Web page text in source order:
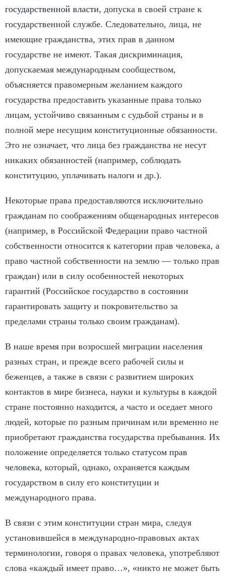
государственной власти, допуска в своей стране к
государственной службе. Следовательно, лица, не
имеющие гражданства, этих прав в данном
государстве не имеют. Такая дискриминация,
допускаемая международным сообществом,
объясняется правомерным желанием каждого
государства предоставить указанные права только
лицам, устойчиво связанным с судьбой страны и в
полной мере несущим конституционные обязанности.
Это не означает, что лица без гражданства не несут
никаких обязанностей (например, соблюдать
конституцию, уплачивать налоги и др.).
Некоторые права предоставляются исключительно
гражданам по соображениям общенародных интересов
(например, в Российской Федерации право частной
собственности относится к категории прав человека, а
право частной собственности на землю — только прав
граждан) или в силу особенностей некоторых
гарантий (Российское государство в состоянии
гарантировать защиту и покровительство за
пределами страны только своим гражданам).
В наше время при возросшей миграции населения
разных стран, и прежде всего рабочей силы и
беженцев, а также в связи с развитием широких
контактов в мире бизнеса, науки и культуры в каждой
стране постоянно находится, а часто и оседает много
людей, которые по разным причинам или временно не
приобретают гражданства государства пребывания. Их
положение определяется только статусом прав
человека, который, однако, охраняется каждым
государством в силу его конституции и
международного права.
В связи с этим конституции стран мира, следуя
установившейся в международно-правовых актах
терминологии, говоря о правах человека, употребляют
слова «каждый имеет право…», «никто не может быть